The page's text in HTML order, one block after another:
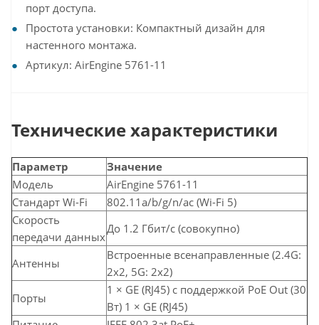
порт доступа.
Простота установки: Компактный дизайн для
настенного монтажа.
Артикул: AirEngine 5761-11
Технические характеристики
Параметр
Значение
Модель
AirEngine 5761-11
Стандарт Wi-Fi
802.11a/b/g/n/ac (Wi-Fi 5)
Скорость
передачи данных
До 1.2 Гбит/с (совокупно)
Антенны
Встроенные всенаправленные (2.4G:
2x2, 5G: 2x2)
Порты
1 × GE (RJ45) с поддержкой PoE Out (30
Вт) 1 × GE (RJ45)